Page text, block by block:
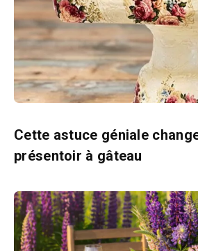
Cette astuce géniale
présentoir à gâteau